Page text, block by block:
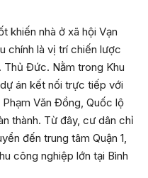
khiến nhà ở xã hội Vạn
chính là vị trí chiến lược
Thủ Đức. Nằm trong Khu
án kết nối trực tiếp với
Văn Đồng, Quốc lộ
thành. Từ đây, cư dân chỉ
đến trung tâm Quận 1,
công nghiệp lớn tại Bình